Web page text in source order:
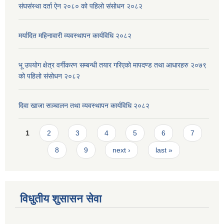
संघसंस्था दर्ता ऐन २०८० को पहिलो संसोधन २०८२
मर्यादित महिनावारी व्यवस्थापन कार्यविधि २०८२
भू उपयोग क्षेत्र वर्गीकरण सम्बन्धी तयार गरिएको मापदण्ड तथा आधारहरु २०७९
को पहिलो संसोधन २०८२
दिवा खाजा सञ्चालन तथा व्यवस्थापन कार्यविधि २०८२
Pages
1 2 3 4 5 6 7
8 9 next › last »
विधुतीय शुसासन सेवा